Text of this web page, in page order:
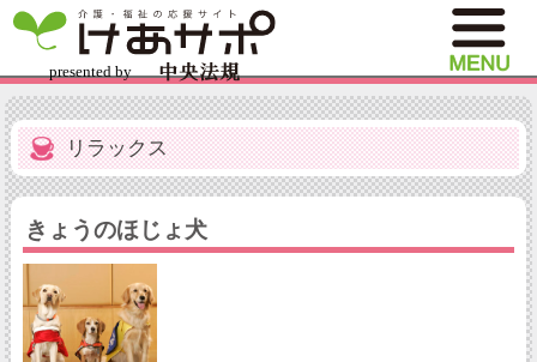
リラックス
きょうのほじょ犬